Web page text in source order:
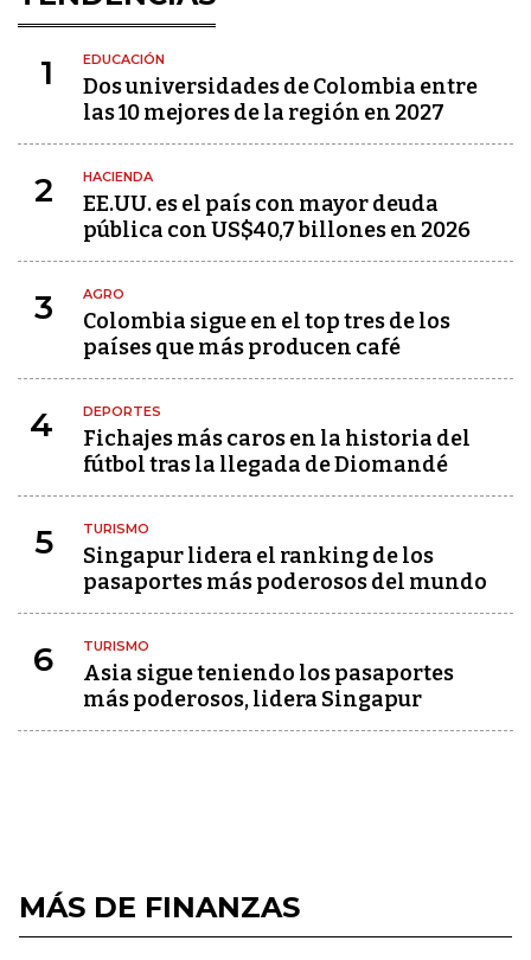
1 EDUCACIÓN
Dos universidades de Colombia entre
las 10 mejores de la región en 2027
2 HACIENDA
EE.UU. es el país con mayor deuda
pública con US$40,7 billones en 2026
3 AGRO
Colombia sigue en el top tres de los
países que más producen café
4 DEPORTES
Fichajes más caros en la historia del
fútbol tras la llegada de Diomandé
5 TURISMO
Singapur lidera el ranking de los
pasaportes más poderosos del mundo
6 TURISMO
Asia sigue teniendo los pasaportes
más poderosos, lidera Singapur
MÁS DE FINANZAS